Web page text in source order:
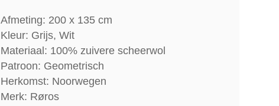
Afmeting: 200 x 135 cm
Kleur: Grijs, Wit
Materiaal: 100% zuivere scheerwol
Patroon: Geometrisch
Herkomst: Noorwegen
Merk: Røros